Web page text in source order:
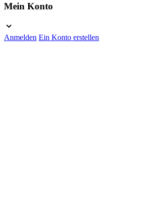
Mein Konto
Anmelden Ein Konto erstellen